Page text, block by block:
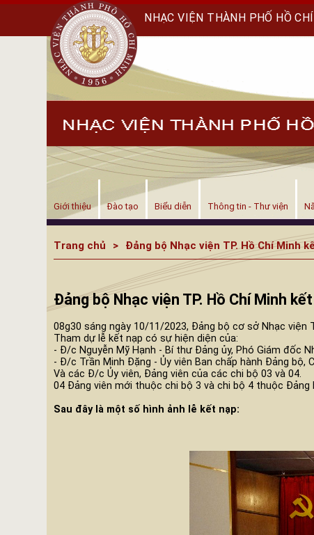
NHẠC VIỆN THÀNH PHỐ HỒ
Giới thiệu Đào tạo Biểu diễn Thông tin - Thư viện
Trang chủ Đảng bộ Nhạc viện TP. Hồ Chí Minh
Đảng bộ Nhạc viện TP. Hồ Chí Minh
08g30 sáng ngày 10/11/2023, Đảng bộ cơ sở Nhạc viện
Tham dự lễ kết nạp có sự hiện diện của:
- Đ/c Nguyễn Mỹ Hạnh - Bí thư Đảng ủy, Phó Giám đốc
- Đ/c Trần Minh Đặng - Ủy viên Ban chấp hành Đảng bộ,
Và các Đ/c Ủy viên, Đảng viên của các chi bộ 03 và 04.
04 Đảng viên mới thuộc chi bộ 3 và chi bộ 4 thuộc Đảng
Sau đây là một số hình ảnh lễ kết nạp: